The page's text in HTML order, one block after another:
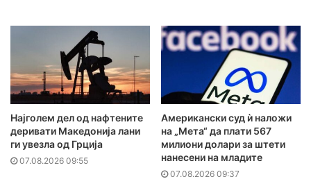
Најголем дел од нафтените
деривати Македонија лани
ги увезла од Грција
07.08.2026 09:55
Американски суд ѝ наложи
на „Мета“ да плати 567
милиони долари за штети
нанесени на младите
07.08.2026 09:37